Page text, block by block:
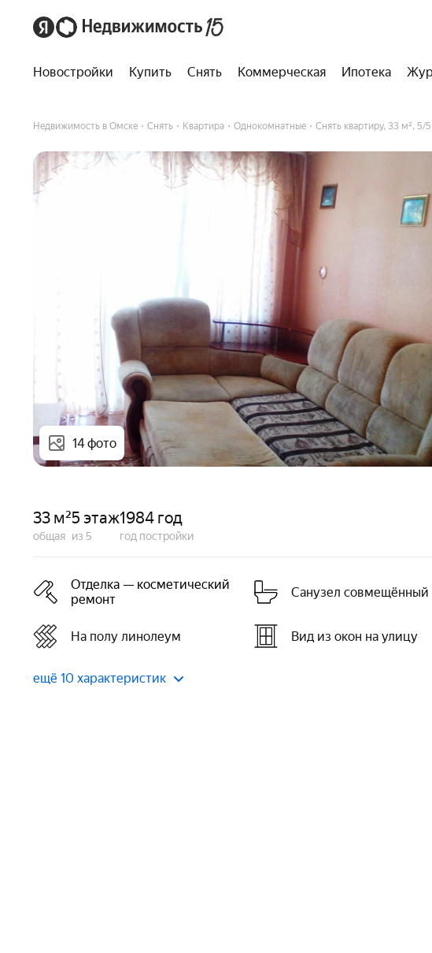
Новостройки Купить Снять Коммерческая Ипотека
Недвижимость в Омске Снять Квартира Однокомнатные Снять квартиру, 33 м², 5/
14 фото
33 м²
общая
5 этаж
из 5
1984 год
год постройки
Отделка — косметический
ремонт
Санузел совмещённый
На полу линолеум Вид из окон на улицу
ещё 10 характеристик